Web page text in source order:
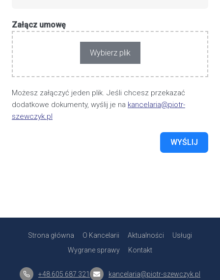
Załącz umowę
Wybierz plik
Możesz załączyć jeden plik. Jeśli chcesz przekazać
dodatkowe dokumenty, wyślij je na kancelaria@piotr-
szewczyk.pl
WYŚLIJ
Strona główna O Kancelarii Aktualności
Usługi
Wygrane sprawy
Kontakt
+48 605 687 321 kancelaria@piotr-szewczyk.pl